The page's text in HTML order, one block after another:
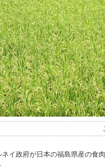
イ政府が日本の福島県産の食